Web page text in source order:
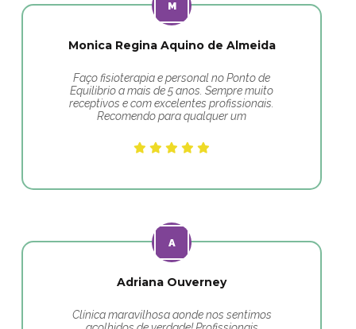
Monica Regina Aquino de Almeida
Faço fisioterapia e personal no Ponto de
Equilibrio a mais de 5 anos. Sempre muito
receptivos e com excelentes profissionais.
Recomendo para qualquer um
Adriana Ouverney
Clínica maravilhosa aonde nos sentimos